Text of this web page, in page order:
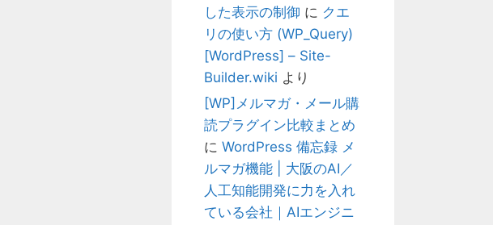
した表示の制御 に クエ
リの使い方 (WP_Query)
[WordPress] – Site-
Builder.wiki より
[WP]メルマガ・メール購
読プラグイン比較まとめ
に WordPress 備忘録 メ
ルマガ機能 | 大阪のAI／
人工知能開発に力を入れ
ている会社｜AIエンジニ